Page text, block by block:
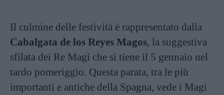
Il culmine delle festività è rappresentato dalla
Cabalgata de los Reyes Magos, la suggestiva
sfilata dei Re Magi che si tiene il 5 gennaio nel
tardo pomeriggio. Questa parata, tra le più
importanti e antiche della Spagna, vede i Magi